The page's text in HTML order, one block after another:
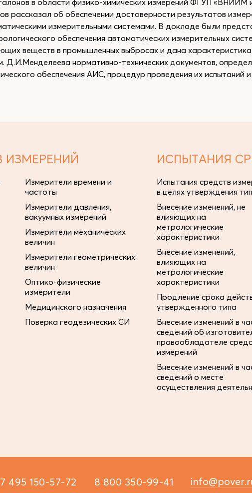
в области физико-химических измерений ФГУП «ВНИИМ
рассказал об обеспечении достоверности результатов
измерительными системами. В докладе были
обеспечения автоматических измерительных
веществ в промышленных выбросах и дана характеристика
нормативно-технических документов,
обеспечения АИС, процедур проведения их испытаний и
ИЗМЕРЕНИЙ
Измерители времени и
частоты
Измерители давления,
вакуумных измерений
Измерители механических
величин
Измерители геометрических
величин
Оптико-физические
измерители
Медицинского назначения
Поверка геодезических СИ
ИСПЫТАНИЯ
Испытания средств
в целях утверждения
Внесение изменений, не
влияющих на
метрологические
характеристики
Внесение изменений,
влияющих на
метрологические
характеристики
Продление срока
утвержденного типа
Внесение изменений в
сведений об
правообладателе
измерений
Внесение изменений в
сведений о месте
осуществления
495 150-57-72 8 800 350-99-41